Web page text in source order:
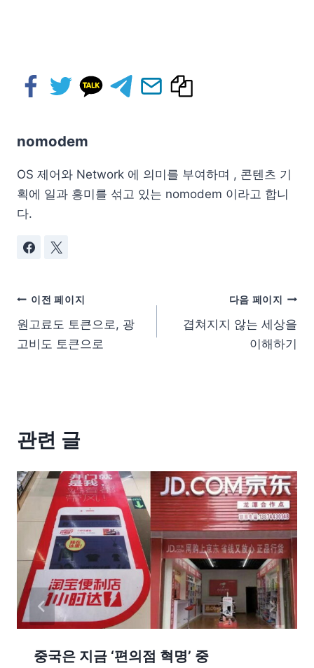
nomodem
OS 제어와 Network 에 의미를 부여하며 , 콘텐츠 기
획에 일과 흥미를 섞고 있는 nomodem 이라고 합니
다.
이전 페이지
원고료도 토큰으로, 광
고비도 토큰으로
다음 페이지
겹쳐지지 않는 세상을
이해하기
관련 글
중국은 지금 ‘편의점 혁명’ 중